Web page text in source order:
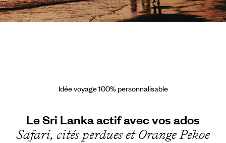
Idée voyage 100% personnalisable
Le Sri Lanka actif avec vos ados
Safari, cités perdues et Orange Pekoe